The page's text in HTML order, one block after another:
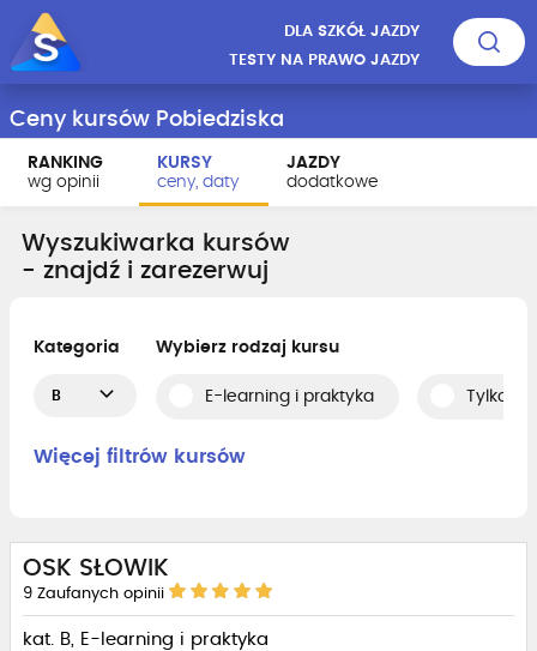
DLA SZKÓŁ JAZDY
TESTY NA PRAWO JAZDY
Ceny kursów Pobiedziska
RANKING
wg opinii
KURSY
ceny, daty
JAZDY
dodatkowe
Wyszukiwarka kursów
- znajdź i zarezerwuj
Kategoria
B
Wybierz rodzaj kursu
E-learning i praktyka Tylko
Więcej filtrów kursów
OSK SŁOWIK
9 Zaufanych opinii
kat. B, E-learning i praktyka